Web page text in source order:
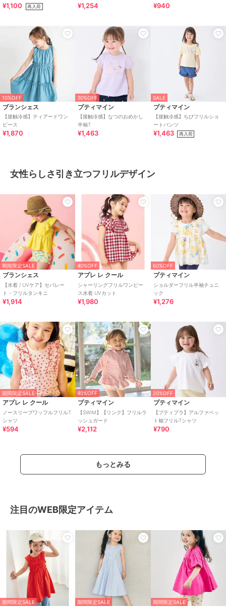
¥1,100 再入荷 ¥1,254 ¥940
10%OFF
ブランシェス
【接触冷感】ティアードワン
ピース
¥1,870
30%OFF
プティマイン
【接触冷感】なつのおめかし
半袖T
¥1,463
SALE
プティマイン
【接触冷感】ちびフリルショ
ートパンツ
¥1,463 再入荷
女性らしさ引き立つフリルデザイン
期間限定SALE
ブランシェス
【水着 / UVケア】セパレー
ト・フリルタンキニ
¥1,914
40%OFF
アプレ レ クール
シャーリングフリルワンピー
ス水着 UVカット
¥1,980
60%OFF
プティマイン
ショルダーフリル半袖チュニ
ック
¥1,276
期間限定SALE
アプレ レ クール
ノースリーブワッフルフリルT
シャツ
¥594
40%OFF
プティマイン
【SWIM】【リンク】フリルラ
ッシュガード
¥2,112
20%OFF
プティマイン
【プティプラ】アルファベッ
ト袖フリルTシャツ
¥790
もっとみる
注目のWEB限定アイテム
期間限定SALE 期間限定SALE 期間限定SALE